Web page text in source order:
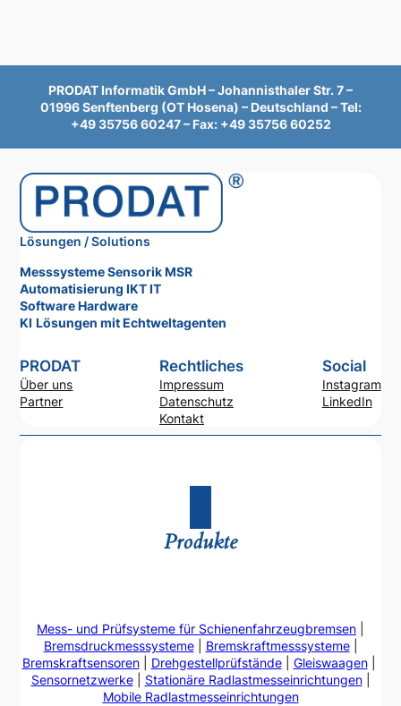
PRODAT Informatik GmbH – Johannisthaler Str. 7 –
01996 Senftenberg (OT Hosena) – Deutschland – Tel:
+49 35756 60247 – Fax: +49 35756 60252
Lösungen / Solutions
Messsysteme Sensorik MSR
Automatisierung IKT IT
Software Hardware
KI Lösungen mit Echtweltagenten
PRODAT
Über uns
Partner
Rechtliches
Impressum
Datenschutz
Kontakt
Social
Instagram
LinkedIn
Produkte
Mess- und Prüfsysteme für Schienenfahrzeugbremsen
Bremsdruckmesssysteme| Bremskraftmesssysteme|
Bremskraftsensoren| Drehgestellprüfstände| Gleiswaagen|
Sensornetzwerke| Stationäre Radlastmesseinrichtungen|
Mobile Radlastmesseinrichtungen